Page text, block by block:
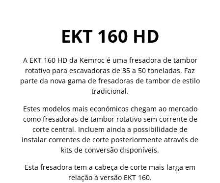
EKT 160 HD
A EKT 160 HD da Kemroc é uma fresadora de tambor
rotativo para escavadoras de 35 a 50 toneladas. Faz
parte da nova gama de fresadoras de tambor de estilo
tradicional.
Estes modelos mais económicos chegam ao mercado
como fresadoras de tambor rotativo sem corrente de
corte central. Incluem ainda a possibilidade de
instalar correntes de corte posteriormente através de
kits de conversão disponíveis.
Esta fresadora tem a cabeça de corte mais larga em
relação à versão EKT 160.